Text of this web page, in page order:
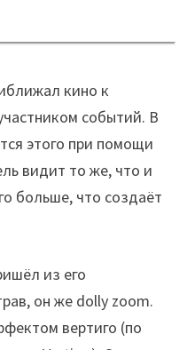
кино к
событий. В
этого при помощи
видит то же, что и
больше, что создаёт
из его
он же dolly zoom.
вертиго (по